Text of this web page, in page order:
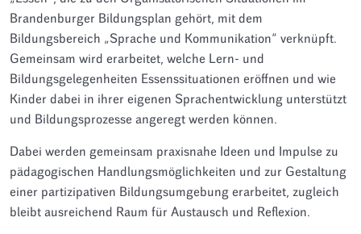
Brandenburger Bildungsplan gehört, mit dem
Bildungsbereich „Sprache und Kommunikation“ verknüpft.
Gemeinsam wird erarbeitet, welche Lern- und
Bildungsgelegenheiten Essenssituationen eröffnen und wie
Kinder dabei in ihrer eigenen Sprachentwicklung unterstützt
und Bildungsprozesse angeregt werden können.
Dabei werden gemeinsam praxisnahe Ideen und Impulse zu
pädagogischen Handlungsmöglichkeiten und zur Gestaltung
einer partizipativen Bildungsumgebung erarbeitet, zugleich
bleibt ausreichend Raum für Austausch und Reflexion.